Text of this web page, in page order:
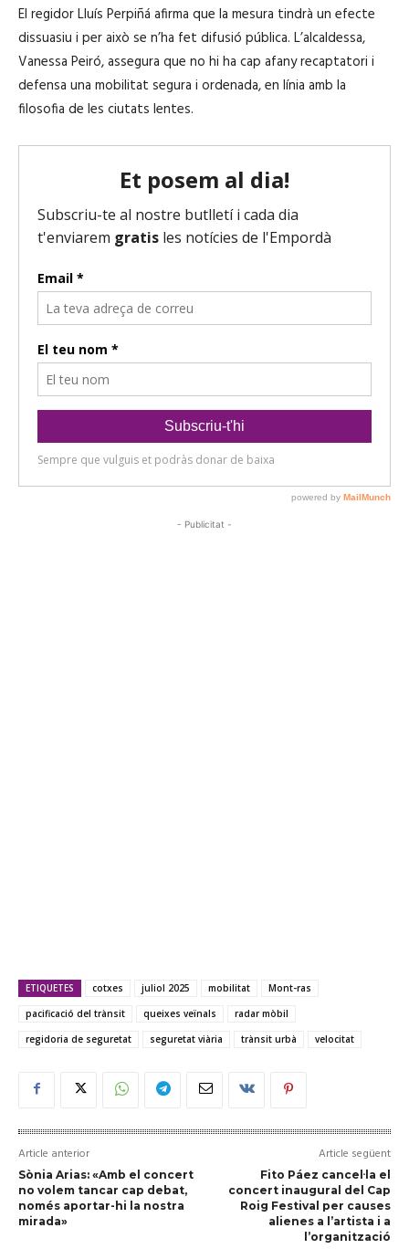
El regidor Lluís Perpiñá afirma que la mesura tindrà un efecte
dissuasiu i per això se n’ha fet difusió pública. L’alcaldessa,
Vanessa Peiró, assegura que no hi ha cap afany recaptatori i
defensa una mobilitat segura i ordenada, en línia amb la
filosofia de les ciutats lentes.
- Publicitat -
ETIQUETES cotxes juliol 2025 mobilitat
Mont-ras
pacificació del trànsit
queixes veïnals
radar mòbil
regidoria de seguretat
seguretat viària trànsit urbà velocitat
Article anterior
Sònia Arias: «Amb el concert
no volem tancar cap debat,
només aportar-hi la nostra
mirada»
Article següent
Fito Páez cancel·la el
concert inaugural del Cap
Roig Festival per causes
alienes a l’artista i a
l’organització